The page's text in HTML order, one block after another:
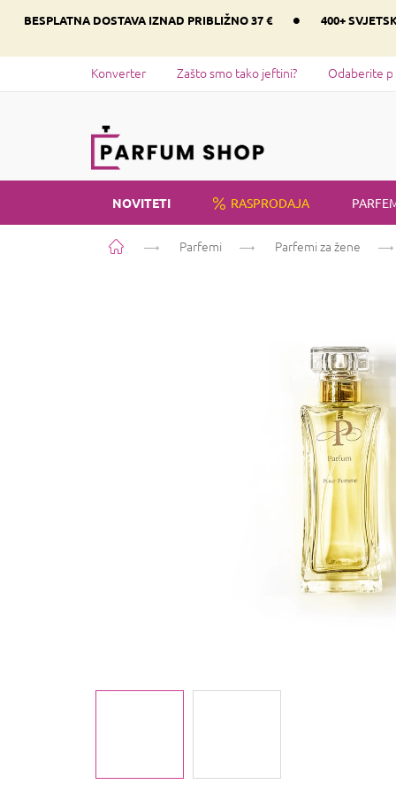
BESPLATNA DOSTAVA IZNAD PRIBLIŽNO 37 € • 400+
Konverter Zašto smo tako jeftini? Odaberite
NOVITETI RASPRODAJA
Početna Parfemi Parfemi za žene